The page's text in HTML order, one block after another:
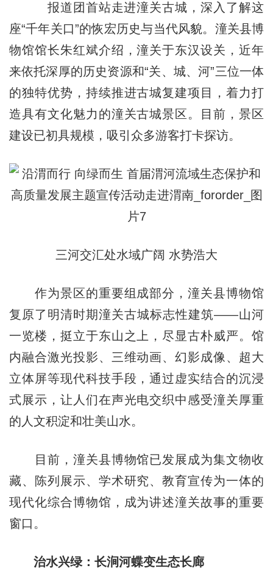
报道团首站走进潼关古城，深入了解这
座“千年关口”的恢宏历史与当代风貌。潼关县博
物馆馆长朱红斌介绍，潼关于东汉设关，近年
来依托深厚的历史资源和“关、城、河”三位一体
的独特优势，持续推进古城复建项目，着力打
造具有文化魅力的潼关古城景区。目前，景区
建设已初具规模，吸引众多游客打卡探访。
三河交汇处水域广阔 水势浩大
作为景区的重要组成部分，潼关县博物馆
复原了明清时期潼关古城标志性建筑——山河
一览楼，挺立于东山之上，尽显古朴威严。馆
内融合激光投影、三维动画、幻影成像、超大
立体屏等现代科技手段，通过虚实结合的沉浸
式展示，让人们在声光电交织中感受潼关厚重
的人文积淀和壮美山水。
目前，潼关县博物馆已发展成为集文物收
藏、陈列展示、学术研究、教育宣传为一体的
现代化综合博物馆，成为讲述潼关故事的重要
窗口。
治水兴绿：长涧河蝶变生态长廊